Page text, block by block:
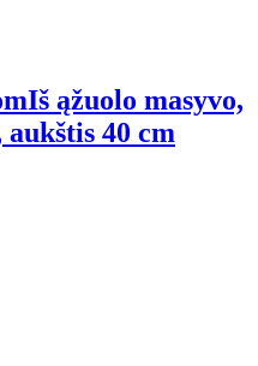
Iš ąžuolo masyvo,
aukštis 40 cm